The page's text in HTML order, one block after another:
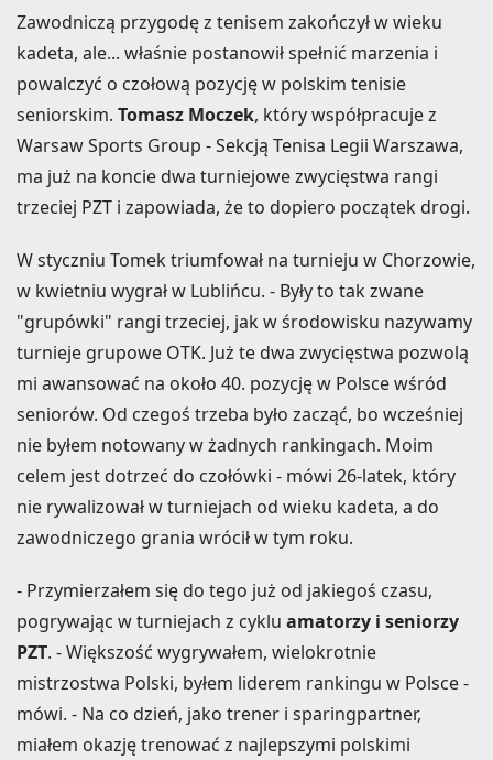
Zawodniczą przygodę z tenisem zakończył w wieku
kadeta, ale... właśnie postanowił spełnić marzenia i
powalczyć o czołową pozycję w polskim tenisie
seniorskim. Tomasz Moczek, który współpracuje z
Warsaw Sports Group - Sekcją Tenisa Legii Warszawa,
ma już na koncie dwa turniejowe zwycięstwa rangi
trzeciej PZT i zapowiada, że to dopiero początek drogi.
W styczniu Tomek triumfował na turnieju w Chorzowie,
w kwietniu wygrał w Lublińcu. - Były to tak zwane
"grupówki" rangi trzeciej, jak w środowisku nazywamy
turnieje grupowe OTK. Już te dwa zwycięstwa pozwolą
mi awansować na około 40. pozycję w Polsce wśród
seniorów. Od czegoś trzeba było zacząć, bo wcześniej
nie byłem notowany w żadnych rankingach. Moim
celem jest dotrzeć do czołówki - mówi 26-latek, który
nie rywalizował w turniejach od wieku kadeta, a do
zawodniczego grania wrócił w tym roku.
- Przymierzałem się do tego już od jakiegoś czasu,
pogrywając w turniejach z cyklu amatorzy i seniorzy
PZT. - Większość wygrywałem, wielokrotnie
mistrzostwa Polski, byłem liderem rankingu w Polsce -
mówi. - Na co dzień, jako trener i sparingpartner,
miałem okazję trenować z najlepszymi polskimi